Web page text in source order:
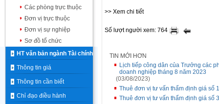
Các phòng trực thuộc
Đơn vị trực thuộc
Đơn vị sự nghiệp
Sơ đồ tổ chức
HT văn bản ngành Tài chính
Thông tin giá
Thông tin cần biết
Chỉ đạo điều hành
>> Xem chi tiết
Số lượt người xem: 764
TIN MỚI HƠN
Lịch tiếp công dân của Trưởng các
doanh nghiệp tháng 8 năm 2023
(03/08/2023)
Thuê đơn vị tư vấn thẩm định giá số
Thuê đơn vị tư vấn thẩm định giá số